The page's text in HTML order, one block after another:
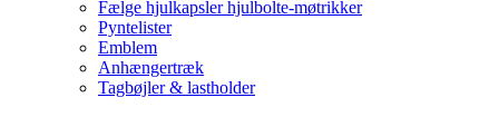
Fælge hjulkapsler hjulbolte-møtrikker
Pyntelister
Emblem
Anhængertræk
Tagbøjler & lastholder